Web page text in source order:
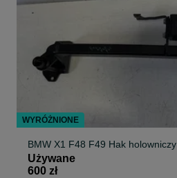
BMW X1 F48 F49 Hak holowniczy
Używane
600 zł
WYRÓŻNIONE